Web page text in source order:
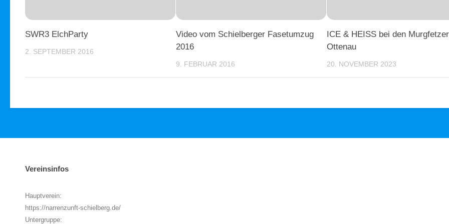
SWR3 ElchParty
2. SEPTEMBER 2016
Video vom Schielberger Fasetumzug
2016
9. FEBRUAR 2016
ICE & HEISS bei den
Ottenau
20. NOVEMBER 2023
Vereinsinfos
Hauptverein:
https://narrenzunft-schielberg.de/
Untergruppe: